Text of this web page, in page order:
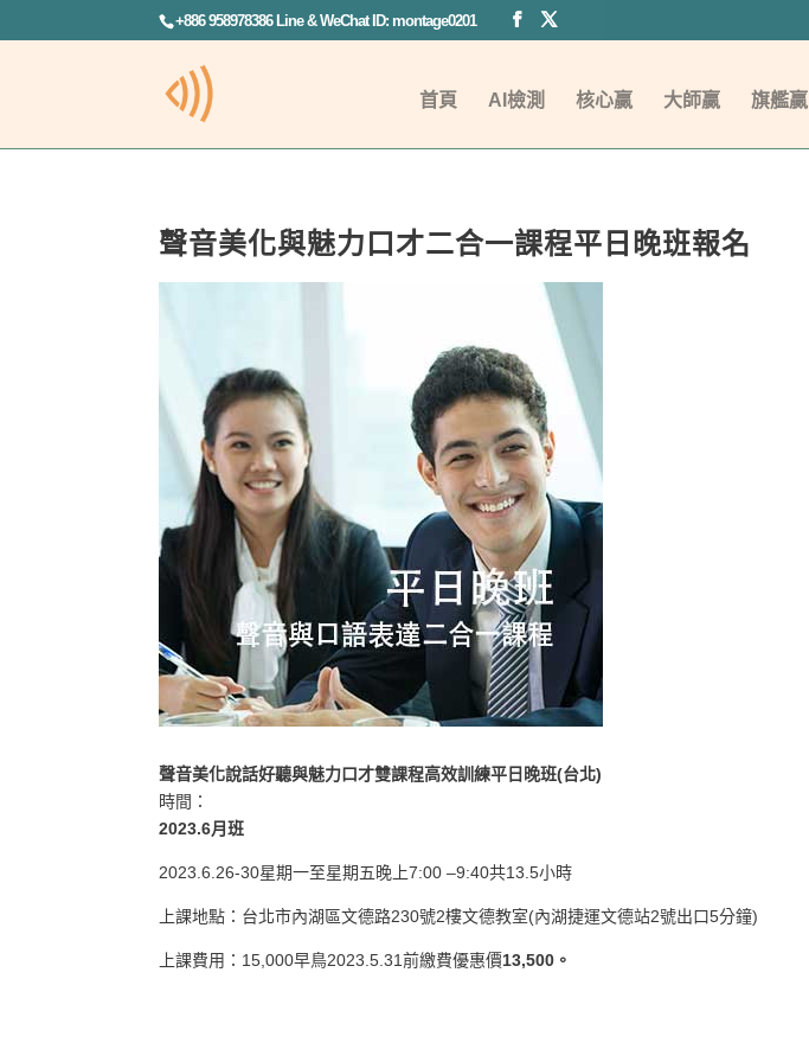
+886 958978386 Line & WeChat ID: montage0201
首頁 AI檢測 核心贏 大師贏 旗艦贏
聲音美化與魅力口才二合一課程平日晚班報名
聲音美化說話好聽與魅力口才雙課程高效訓練平日晚班(台北)
時間：
2023.6月班
2023.6.26-30星期一至星期五晚上7:00 –9:40共13.5小時
上課地點：台北市內湖區文德路230號2樓文德教室(內湖捷運文德站2號出口5分鐘)
上課費用：15,000早鳥2023.5.31前繳費優惠價13,500。